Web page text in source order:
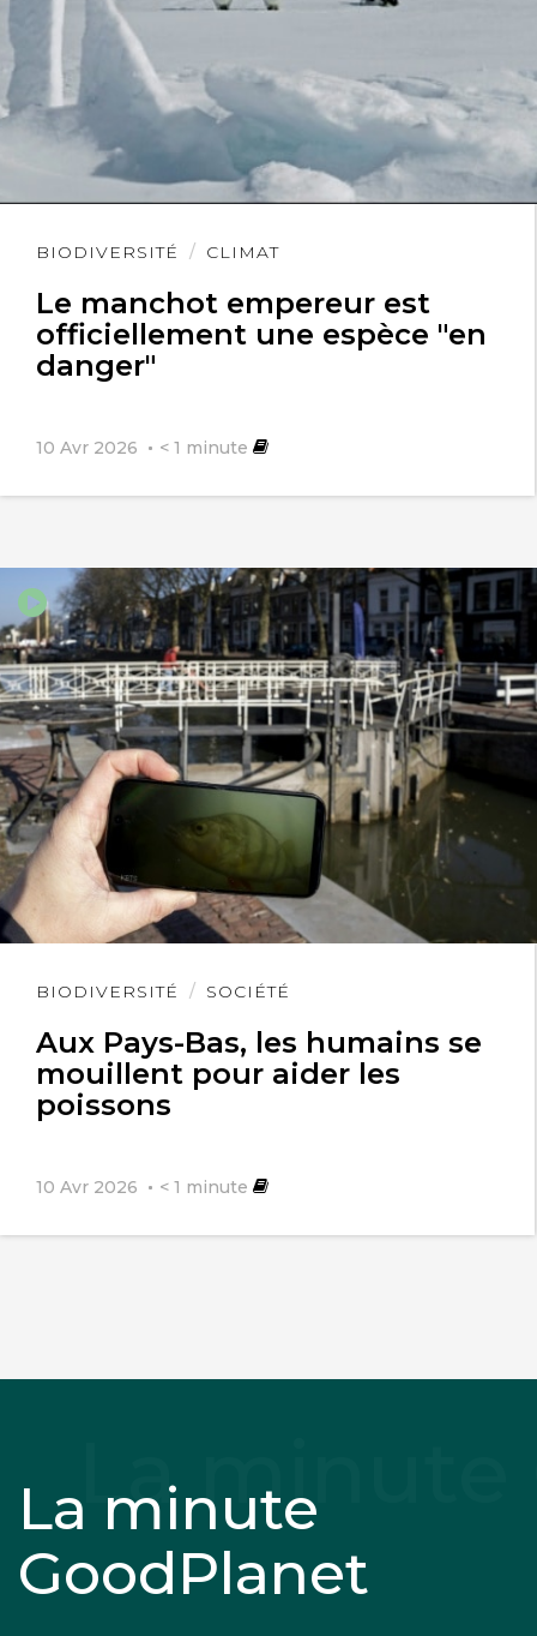
BIODIVERSITÉ CLIMAT
Le manchot empereur est
officiellement une espèce "en
danger"
10 Avr 2026 < 1 minute
Lire
BIODIVERSITÉ SOCIÉTÉ
Aux Pays-Bas, les humains se
mouillent pour aider les
poissons
10 Avr 2026 < 1 minute
Lire
La minute
GoodPlanet